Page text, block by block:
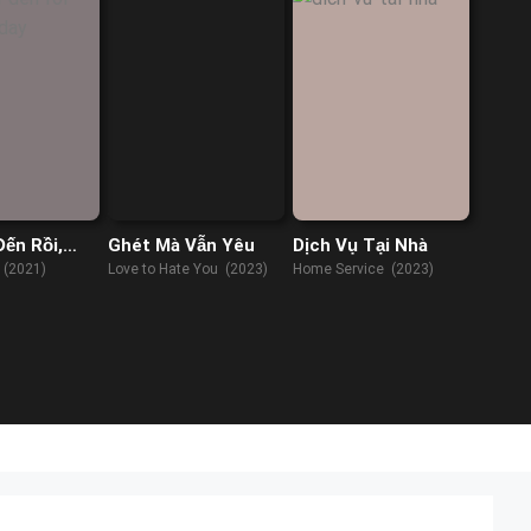
Rồi,
Ghét Mà Vẫn Yêu
Love to Hate You (2023)
Dịch Vụ Tại Nhà
Home Service (2023)